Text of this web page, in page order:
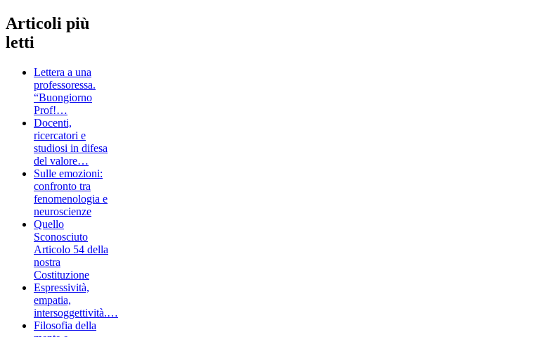
Articoli più
letti
Lettera a una
professoressa.
“Buongiorno
Prof!…
Docenti,
ricercatori e
studiosi in difesa
del valore…
Sulle emozioni:
confronto tra
fenomenologia e
neuroscienze
Quello
Sconosciuto
Articolo 54 della
nostra
Costituzione
Espressività,
empatia,
intersoggettività.…
Filosofia della